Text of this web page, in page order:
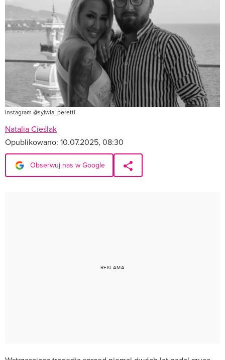
Instagram @sylwia_peretti
Natalia Cieślak
Opublikowano: 10.07.2025, 08:30
Obserwuj nas w Google